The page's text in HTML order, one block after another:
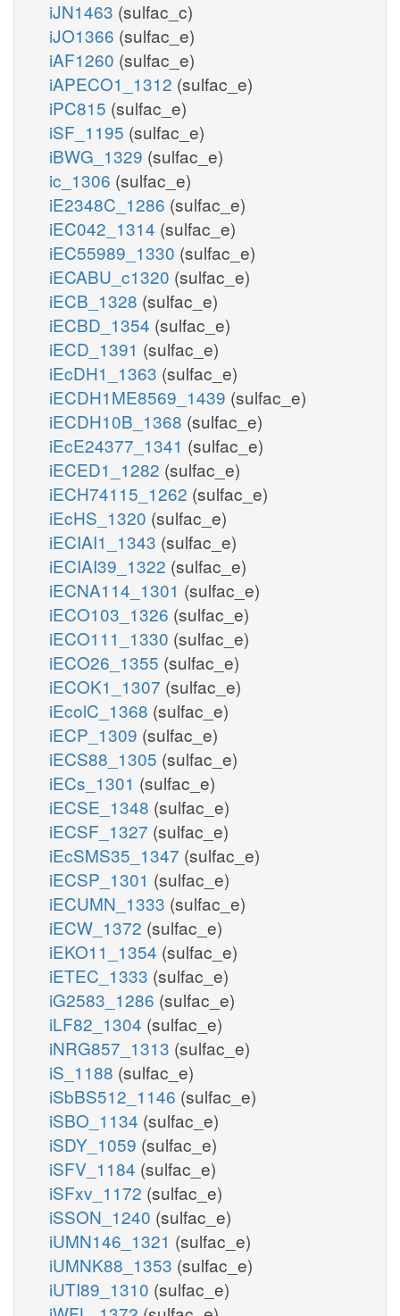
iJN1463 (sulfac_c)
iJO1366 (sulfac_e)
iAF1260 (sulfac_e)
iAPECO1_1312 (sulfac_e)
iPC815 (sulfac_e)
iSF_1195 (sulfac_e)
iBWG_1329 (sulfac_e)
ic_1306 (sulfac_e)
iE2348C_1286 (sulfac_e)
iEC042_1314 (sulfac_e)
iEC55989_1330 (sulfac_e)
iECABU_c1320 (sulfac_e)
iECB_1328 (sulfac_e)
iECBD_1354 (sulfac_e)
iECD_1391 (sulfac_e)
iEcDH1_1363 (sulfac_e)
iECDH1ME8569_1439 (sulfac_e)
iECDH10B_1368 (sulfac_e)
iEcE24377_1341 (sulfac_e)
iECED1_1282 (sulfac_e)
iECH74115_1262 (sulfac_e)
iEcHS_1320 (sulfac_e)
iECIAI1_1343 (sulfac_e)
iECIAI39_1322 (sulfac_e)
iECNA114_1301 (sulfac_e)
iECO103_1326 (sulfac_e)
iECO111_1330 (sulfac_e)
iECO26_1355 (sulfac_e)
iECOK1_1307 (sulfac_e)
iEcolC_1368 (sulfac_e)
iECP_1309 (sulfac_e)
iECS88_1305 (sulfac_e)
iECs_1301 (sulfac_e)
iECSE_1348 (sulfac_e)
iECSF_1327 (sulfac_e)
iEcSMS35_1347 (sulfac_e)
iECSP_1301 (sulfac_e)
iECUMN_1333 (sulfac_e)
iECW_1372 (sulfac_e)
iEKO11_1354 (sulfac_e)
iETEC_1333 (sulfac_e)
iG2583_1286 (sulfac_e)
iLF82_1304 (sulfac_e)
iNRG857_1313 (sulfac_e)
iS_1188 (sulfac_e)
iSbBS512_1146 (sulfac_e)
iSBO_1134 (sulfac_e)
iSDY_1059 (sulfac_e)
iSFV_1184 (sulfac_e)
iSFxv_1172 (sulfac_e)
iSSON_1240 (sulfac_e)
iUMN146_1321 (sulfac_e)
iUMNK88_1353 (sulfac_e)
iUTI89_1310 (sulfac_e)